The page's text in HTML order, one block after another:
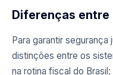
Diferenças entre
Para garantir
distinções entre os
na rotina fiscal do Brasil: